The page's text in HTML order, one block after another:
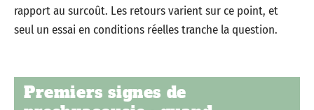
rapport au surcoût. Les retours varient sur ce point, et
seul un essai en conditions réelles tranche la question.
Premiers signes de